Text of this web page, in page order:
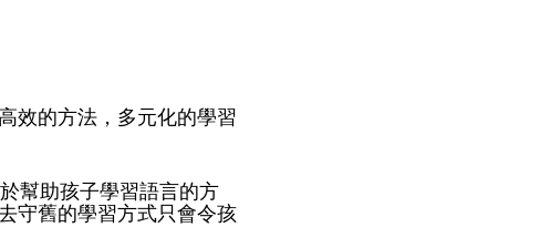
效的方法，多元化的學習
幫助孩子學習語言的方
守舊的學習方式只會令孩